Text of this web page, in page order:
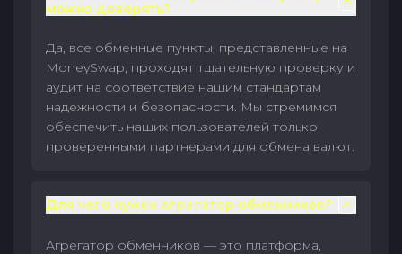
можно доверять?
Да, все обменные пункты, представленные на
MoneySwap, проходят тщательную проверку и
аудит на соответствие нашим стандартам
надежности и безопасности. Мы стремимся
обеспечить наших пользователей только
проверенными партнерами для обмена валют.
Для чего нужен агрегатор обменников?
Агрегатор обменников — это платформа,